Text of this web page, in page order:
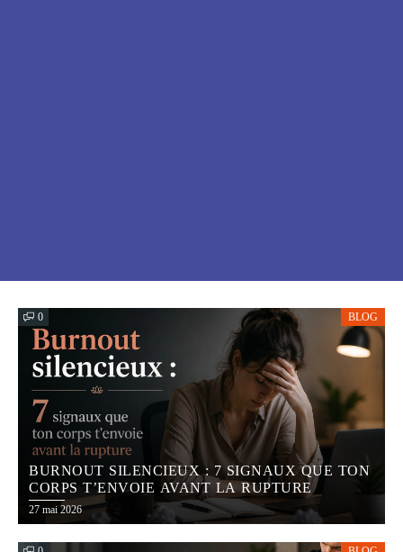
0 BLOG
BURNOUT SILENCIEUX : 7 SIGNAUX QUE TON
CORPS T’ENVOIE AVANT LA RUPTURE
27 mai 2026